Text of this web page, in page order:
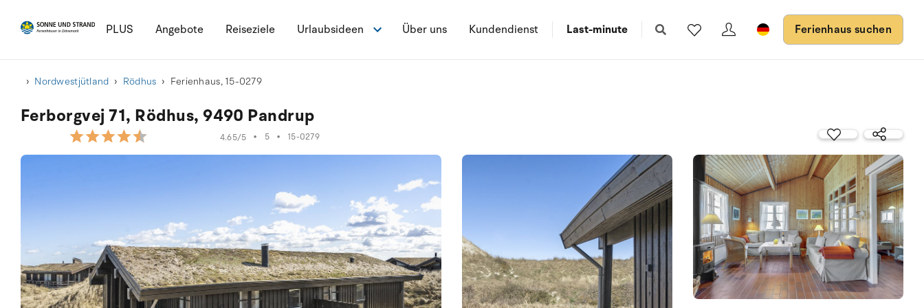
PLUS Angebote Reiseziele Urlaubsideen Über uns Kundendienst Last-minute Ferienhaus suchen
Nordwestjütland Rödhus Ferienhaus, 15-0279
Ferborgvej 71, Rödhus, 9490 Pandrup
4.65/5 • 5 • 15-0279